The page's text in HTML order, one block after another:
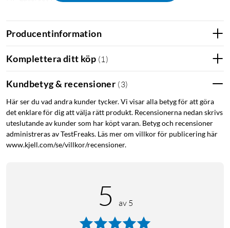
HP LaserJet Pro MFP M426 fdw
Producentinformation
Komplettera ditt köp (1 )
Kundbetyg & recensioner (3)
Här ser du vad andra kunder tycker. Vi visar alla betyg för att göra
det enklare för dig att välja rätt produkt. Recensionerna nedan skrivs
uteslutande av kunder som har köpt varan. Betyg och recensioner
administreras av TestFreaks. Läs mer om villkor för publicering här
www.kjell.com/se/villkor/recensioner.
5 av 5